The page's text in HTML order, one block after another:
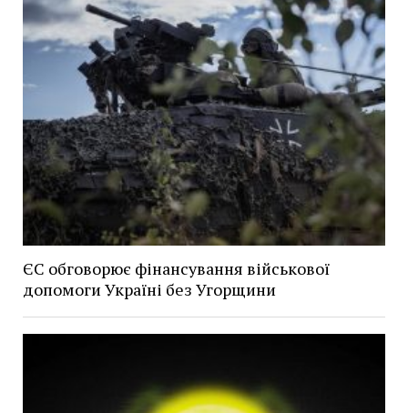
ЄС обговорює фінансування військової
допомоги Україні без Угорщини